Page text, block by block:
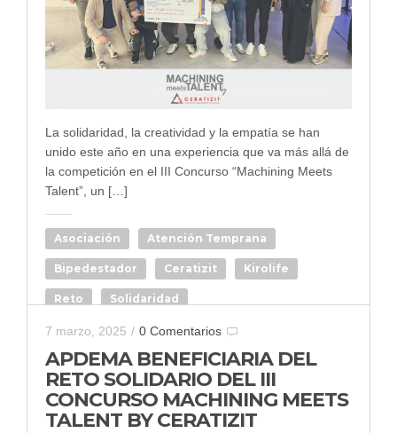
La solidaridad, la creatividad y la empatía se han
unido este año en una experiencia que va más allá de
la competición en el III Concurso “Machining Meets
Talent”, un […]
Asociación Atención Temprana
Bipedestador Ceratizit Kirolife
Reto Solidaridad
7 marzo, 2025 / 0 Comentarios
APDEMA BENEFICIARIA DEL
RETO SOLIDARIO DEL III
CONCURSO MACHINING MEETS
TALENT BY CERATIZIT